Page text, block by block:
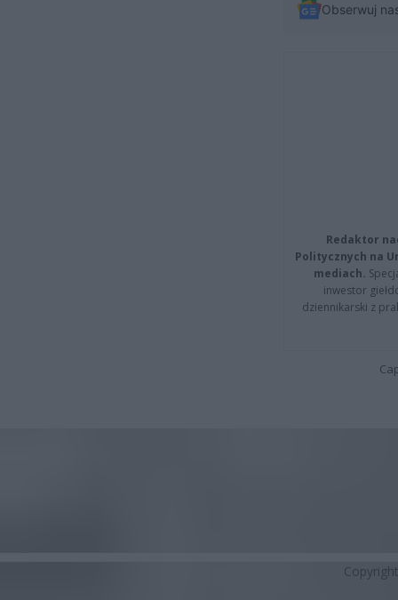
Obserwuj
Redaktor
Politycznych na
mediach.
inwestor
dziennikarski z